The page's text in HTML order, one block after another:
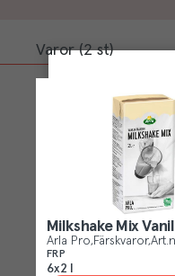
Varor (2 st)
Milkshake Mix
Arla Pro Färskvaror
FRP
6x2 l